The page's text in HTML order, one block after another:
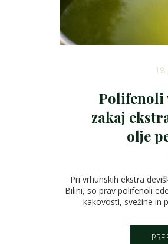
19.
Polifenoli
zakaj
olje
Pri vrhunskih ekstra
Bilini, so prav polifenoli
kakovosti, svežine in